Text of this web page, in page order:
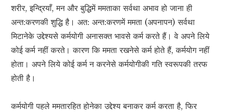
शरीर, इन्द्रियाँ, मन और बुद्धिमें ममताका सर्वथा अभाव हो जाना ही
अन्त:करणकी शुद्धि है। अत: अन्त:करणमें ममता (अपनापन) सर्वथा
मिटानेके उद्देश्यसे कर्मयोगी अनासक्त भावसे कर्म करते हैं। वे अपने लिये
कोई कर्म नहीं करते। कारण कि ममता रखनेसे कर्म होते हैं, कर्मयोग नहीं
होता। अपने लिये कोई कर्म न करनेसे कर्मयोगीकी गति स्वरूपकी तरफ
होती है।
कर्मयोगी पहले ममतारहित होनेका उद्देश्य बनाकर कर्म करता है, फिर